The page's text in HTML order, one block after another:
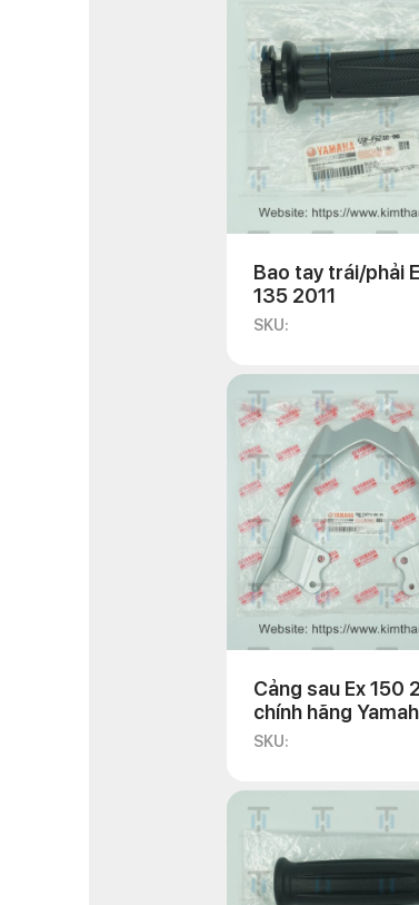
Bao tay trái/phải
135 2011
SKU:
Cảng sau Ex 150
chính hãng
SKU: